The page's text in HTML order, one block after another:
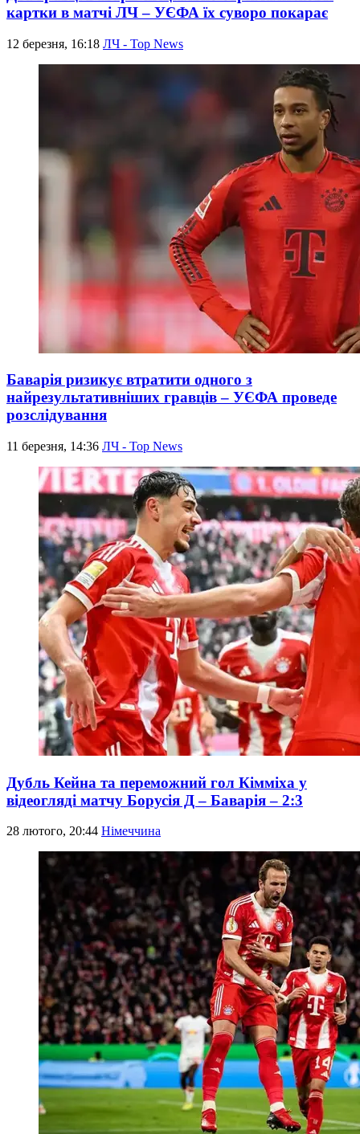
картки в матчі ЛЧ – УЄФА їх суворо покарає
12 березня, 16:18 ЛЧ - Top News
Баварія ризикує втратити одного з
найрезультативніших гравців – УЄФА проведе
розслідування
11 березня, 14:36 ЛЧ - Top News
Дубль Кейна та переможний гол Кімміха у
відеогляді матчу Борусія Д – Баварія – 2:3
28 лютого, 20:44 Німеччина